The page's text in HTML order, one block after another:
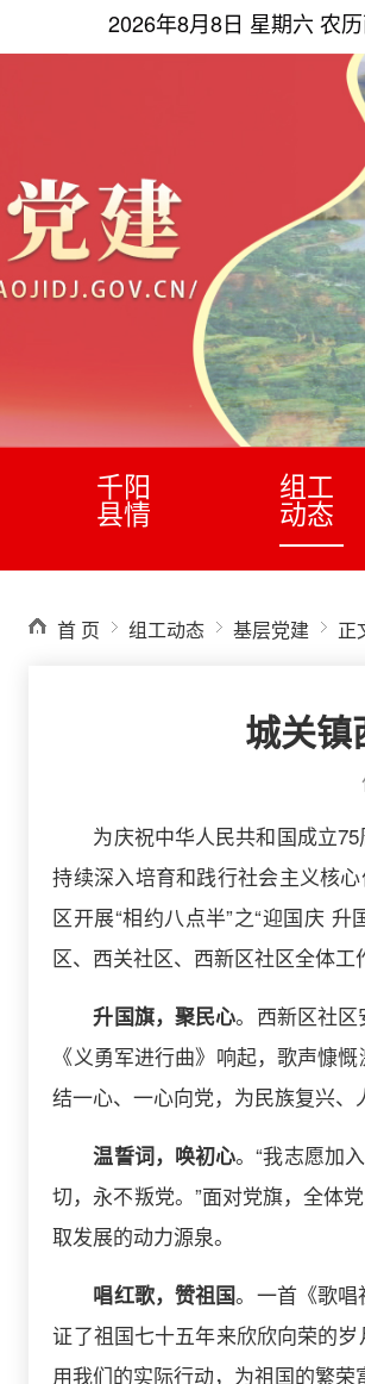
2026年8月8日 星期六 农
千阳
县情
组工
动态
首 页 组工动态 基层党建 正
城关镇
为庆祝中华人民共和国成立
持续深入培育和践行社会主义核
区开展“相约八点半”之“迎国庆
区、西关社区、西新区社区全体工
升国旗，聚民心。西新区社区
《义勇军进行曲》响起，歌声慷
结一心、一心向党，为民族复兴、
温誓词，唤初心。“我志愿加
切，永不叛党。”面对党旗，全体
取发展的动力源泉。
唱红歌，赞祖国。一首《歌
证了祖国七十五年来欣欣向荣的
用我们的实际行动，为祖国的繁荣